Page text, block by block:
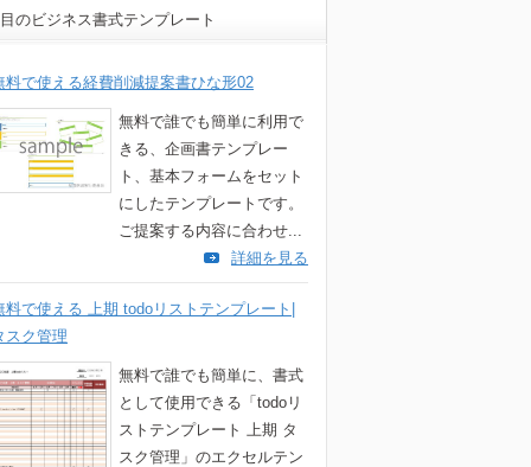
のビジネス書式テンプレート
料で使える経費削減提案書ひな形02
無料で誰でも簡単に利用で
きる、企画書テンプレー
ト、基本フォームをセット
にしたテンプレートです。
ご提案する内容に合わせ...
詳細を見る
料で使える 上期 todoリストテンプレート|
スク管理
無料で誰でも簡単に、書式
として使用できる「todoリ
ストテンプレート 上期 タ
スク管理」のエクセルテン